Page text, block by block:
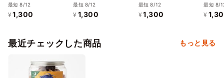
キ缶（イチゴカスター
ド）
最短 8/12
¥ 1,300
キ缶（ダブルチョコレ
ート）
最短 8/12
¥ 1,300
キ缶（イチゴカスター
ド）
最短 8/12
¥ 1,300
キ缶（
ート）
最短 8/
¥
最近チェックした商品 もっと見る